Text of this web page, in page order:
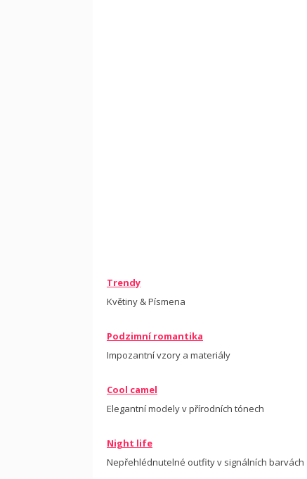
Trendy
Květiny & Písmena
Podzimní romantika
Impozantní vzory a materiály
Cool camel
Elegantní modely v přírodních tónech
Night life
Nepřehlédnutelné outfity v signálních barvách